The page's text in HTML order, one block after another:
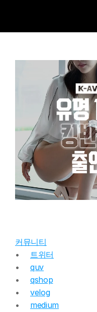
커뮤니티
트위터
quv
qshop
velog
medium